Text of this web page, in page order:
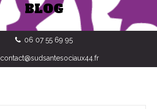
BLOG
06 07 55 69 95
contact@sudsantesociaux44.fr